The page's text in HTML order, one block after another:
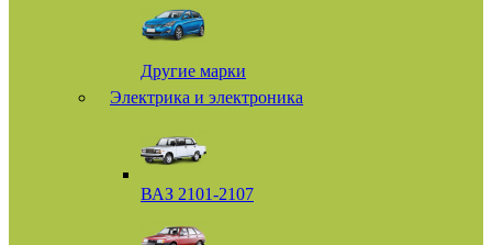
Другие марки
Электрика и электроника
ВАЗ 2101-2107